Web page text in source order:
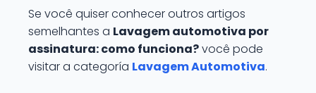
Se você quiser conhecer outros artigos
semelhantes a Lavagem automotiva por
assinatura: como funciona?você pode
visitar a categoría Lavagem Automotiva.